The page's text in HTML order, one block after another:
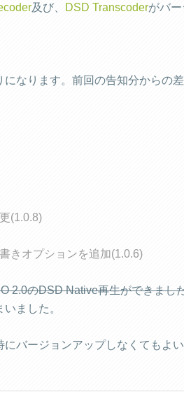
及び、 DSD Transcoderがバ
なります。前回の告知分からの
(1.0.8)
きオプションを追加(1.0.6)
2.0のDSD Native再生ができまし
ました。
バージョンアップしなくてもよ